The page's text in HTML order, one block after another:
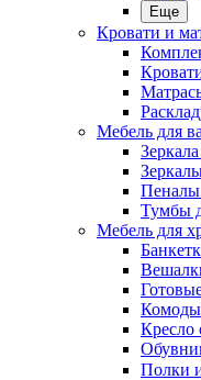
Еще
Кровати и
Мебель для
Тумбы
Мебель для
Комоды
Кресло
Полки